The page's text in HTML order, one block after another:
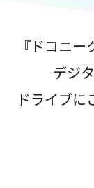
『ドコニ
デジ
ドライブに